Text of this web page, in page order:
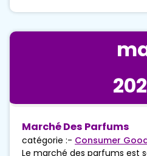
Marché Des Parfums
catégorie :- Consumer
Le marché des parfums est